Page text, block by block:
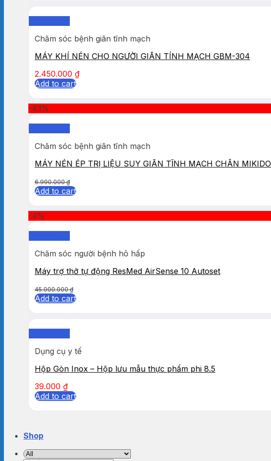
Chăm sóc bệnh giãn tĩnh mạch
MÁY KHÍ NÉN CHO NGƯỜI GIÃN TÍNH MẠCH GBM-304
2.450.000 ₫
Add to cart
-43%
Chăm sóc bệnh giãn tĩnh mạch
MÁY NÉN ÉP TRỊ LIỆU SUY GIÃN TĨNH MẠCH CHÂN MIKIDO
6.990.000₫
Add to cart
-4%
Chăm sóc người bệnh hô hấp
Máy trợ thở tự động ResMed AirSense 10 Autoset
45.000.000₫
Add to cart
Dụng cụ y tế
Hộp Gòn Inox – Hộp lưu mẫu thực phẩm phi 8.5
39.000 ₫
Add to cart
Shop